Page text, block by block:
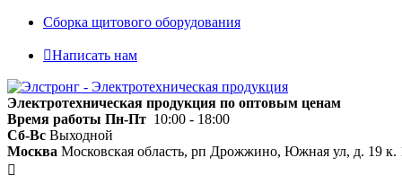
Сборка щитового оборудования
Написать нам
Электротехническая продукция по оптовым ценам
Время работы Пн-Пт 10:00 - 18:00
Сб-Вс Выходной
Москва Московская область, рп Дрожжино, Южная ул, д. 19 к.